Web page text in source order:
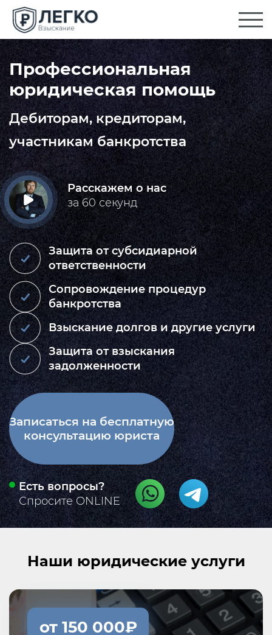
Профессиональная
юридическая помощь
Дебиторам, кредиторам,
участникам банкротства
Расскажем о нас
за 60 секунд
Защита от субсидиарной
ответственности
Сопровождение процедур
банкротства
Взыскание долгов и другие услуги
Защита от взыскания
задолженности
Записаться на бесплатную
консультацию юриста
Есть вопросы?
Спросите ONLINE
Наши юридические услуги
от 150 000₽